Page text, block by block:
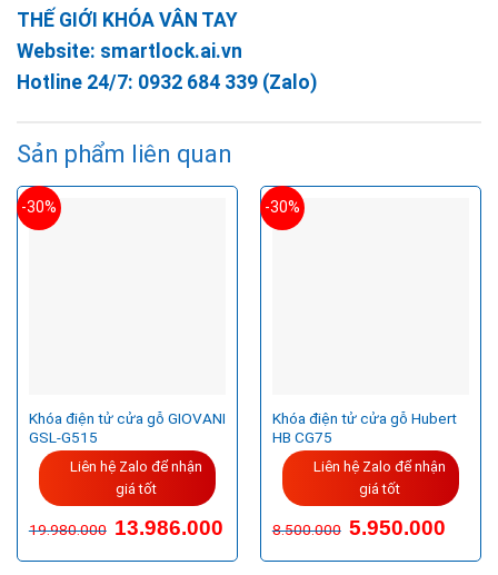
THẾ GIỚI KHÓA VÂN TAY
Website: smartlock.ai.vn
Hotline 24/7: 0932 684 339 (Zalo)
Sản phẩm liên quan
-30%
Khóa điện tử cửa gỗ GIOVANI
GSL-G515
Liên hệ Zalo để nhận
giá tốt
19.980.000 13.986.000
-30%
Khóa điện tử cửa gỗ Hubert
HB CG75
Liên hệ Zalo để nhận
giá tốt
8.500.000 5.950.000